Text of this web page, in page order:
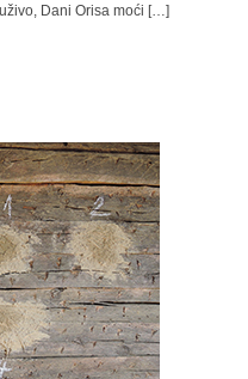
Dani Orisa moći […]